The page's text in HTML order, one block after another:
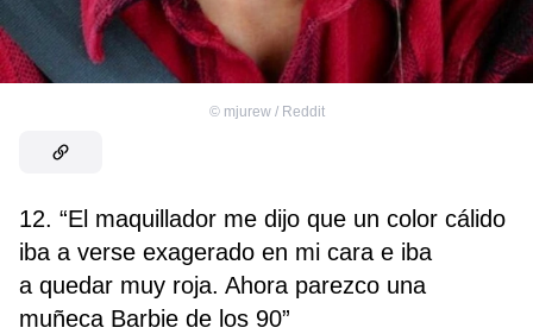
© mjurew / Reddit
12. “El maquillador me dijo que un color cálido
iba a verse exagerado en mi cara e iba
a quedar muy roja. Ahora parezco una
muñeca Barbie de los 90”